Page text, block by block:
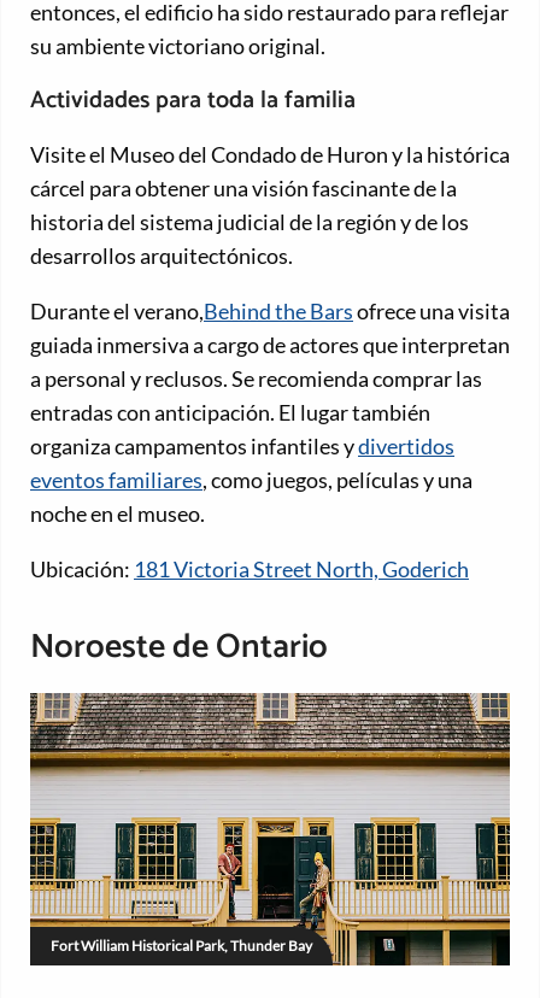
entonces, el edificio ha sido restaurado para reflejar
su ambiente victoriano original.
Actividades para toda la familia
Visite el Museo del Condado de Huron y la histórica
cárcel para obtener una visión fascinante de la
historia del sistema judicial de la región y de los
desarrollos arquitectónicos.
Durante el verano,Behind the Barsofrece una visita
guiada inmersiva a cargo de actores que interpretan
a personal y reclusos. Se recomienda comprar las
entradas con anticipación. El lugar también
organiza campamentos infantiles ydivertidos
eventos familiares, como juegos, películas y una
noche en el museo.
Ubicación: 181 Victoria Street North, Goderich
Noroeste de Ontario
Fort William Historical Park, Thunder Bay